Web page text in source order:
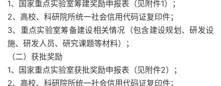
1、国家重点实验室筹建奖励申报表（见附件1）；
2、高校、科研院所统一社会信用代码证复印件；
3、重点实验室筹备建设相关情况（包含建设规划、研发设
施、研发人员、研究课题等材料）；
（二）获批奖励
1、国家重点实验室获批奖励申报表（见附件2）；
2、高校、科研院所统一社会信用代码证复印件；